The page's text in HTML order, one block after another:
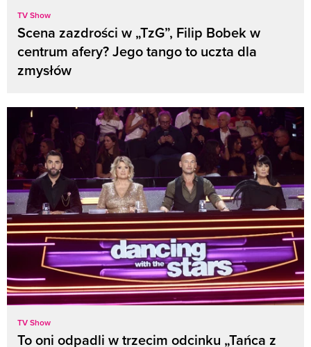
TV Show
Scena zazdrości w „TzG”, Filip Bobek w
centrum afery? Jego tango to uczta dla
zmysłów
TV Show
To oni odpadli w trzecim odcinku „Tańca z